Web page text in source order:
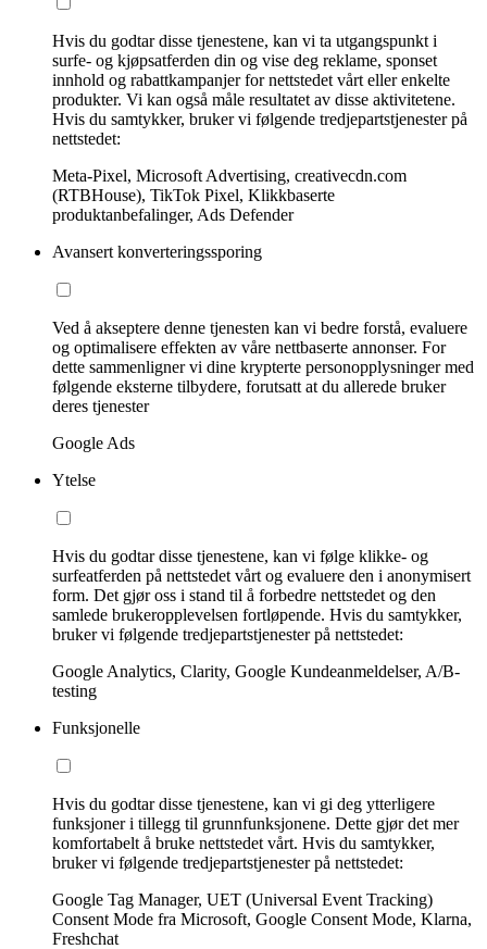
Hvis du godtar disse tjenestene, kan vi ta utgangspunkt i
surfe- og kjøpsatferden din og vise deg reklame, sponset
innhold og rabattkampanjer for nettstedet vårt eller enkelte
produkter. Vi kan også måle resultatet av disse aktivitetene.
Hvis du samtykker, bruker vi følgende tredjepartstjenester på
nettstedet:
Meta-Pixel, Microsoft Advertising, creativecdn.com
(RTBHouse), TikTok Pixel, Klikkbaserte
produktanbefalinger, Ads Defender
Avansert konverteringssporing
Ved å akseptere denne tjenesten kan vi bedre forstå, evaluere
og optimalisere effekten av våre nettbaserte annonser. For
dette sammenligner vi dine krypterte personopplysninger med
følgende eksterne tilbydere, forutsatt at du allerede bruker
deres tjenester
Google Ads
Ytelse
Hvis du godtar disse tjenestene, kan vi følge klikke- og
surfeatferden på nettstedet vårt og evaluere den i anonymisert
form. Det gjør oss i stand til å forbedre nettstedet og den
samlede brukeropplevelsen fortløpende. Hvis du samtykker,
bruker vi følgende tredjepartstjenester på nettstedet:
Google Analytics, Clarity, Google Kundeanmeldelser, A/B-
testing
Funksjonelle
Hvis du godtar disse tjenestene, kan vi gi deg ytterligere
funksjoner i tillegg til grunnfunksjonene. Dette gjør det mer
komfortabelt å bruke nettstedet vårt. Hvis du samtykker,
bruker vi følgende tredjepartstjenester på nettstedet:
Google Tag Manager, UET (Universal Event Tracking)
Consent Mode fra Microsoft, Google Consent Mode, Klarna,
Freshchat